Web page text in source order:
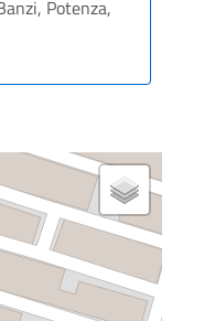
Potenza,